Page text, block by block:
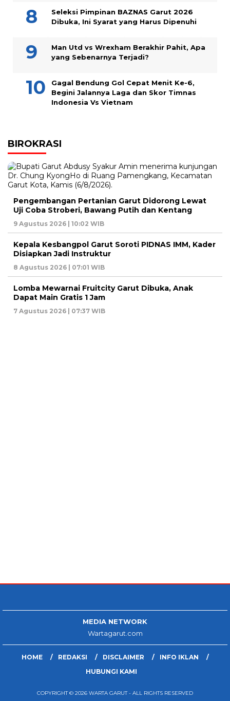
Seleksi Pimpinan BAZNAS Garut 2026
Dibuka, Ini Syarat yang Harus Dipenuhi
Man Utd vs Wrexham Berakhir Pahit, Apa
yang Sebenarnya Terjadi?
Gagal Bendung Gol Cepat Menit Ke-6,
Begini Jalannya Laga dan Skor Timnas
Indonesia Vs Vietnam
BIROKRASI
Pengembangan Pertanian Garut Didorong Lewat
Uji Coba Stroberi, Bawang Putih dan Kentang
9 Agustus 2026 | 10:02 WIB
Kepala Kesbangpol Garut Soroti PIDNAS IMM, Kader
Disiapkan Jadi Instruktur
8 Agustus 2026 | 07:01 WIB
Lomba Mewarnai Fruitcity Garut Dibuka, Anak
Dapat Main Gratis 1 Jam
7 Agustus 2026 | 07:37 WIB
MEDIA NETWORK
Wartagarut.com
HOME REDAKSI DISCLAIMER
INFO IKLAN
HUBUNGI KAMI
COPYRIGHT © 2026 WARTA GARUT - ALL RIGHTS RESERVED